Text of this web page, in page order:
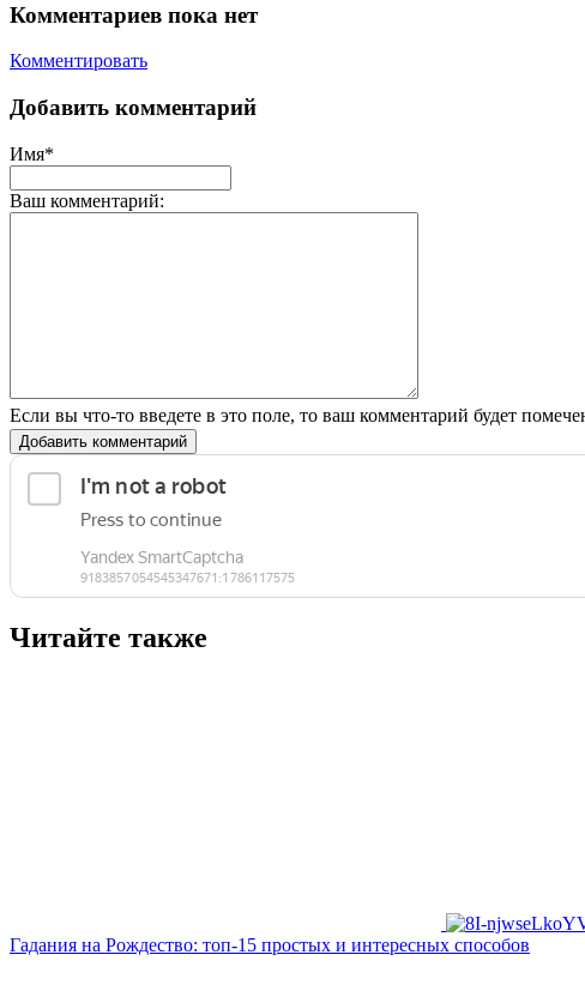
Комментариев пока нет
Комментировать
Добавить комментарий
Имя*
Ваш комментарий:
Если вы что-то введете в это поле, то ваш комментарий будет
Добавить комментарий
Читайте также
Гадания на Рождество: топ-15 простых и интересных способов